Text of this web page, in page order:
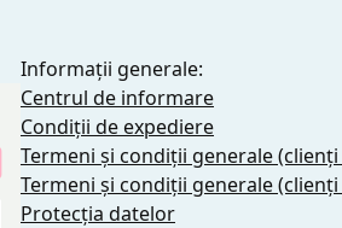
Informații generale:
Centrul de informare
Condiții de expediere
Termeni și condiții generale
Termeni și condiții generale
Protecția datelor